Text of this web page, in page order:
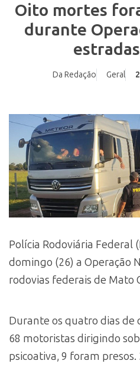
Oito mortes
durante
Da Redação Geral
Polícia Rodoviária Federal
domingo (26) a Operação
rodovias federais de Mato
Durante os quatro dias de
68 motoristas dirigindo
psicoativa, 9 foram